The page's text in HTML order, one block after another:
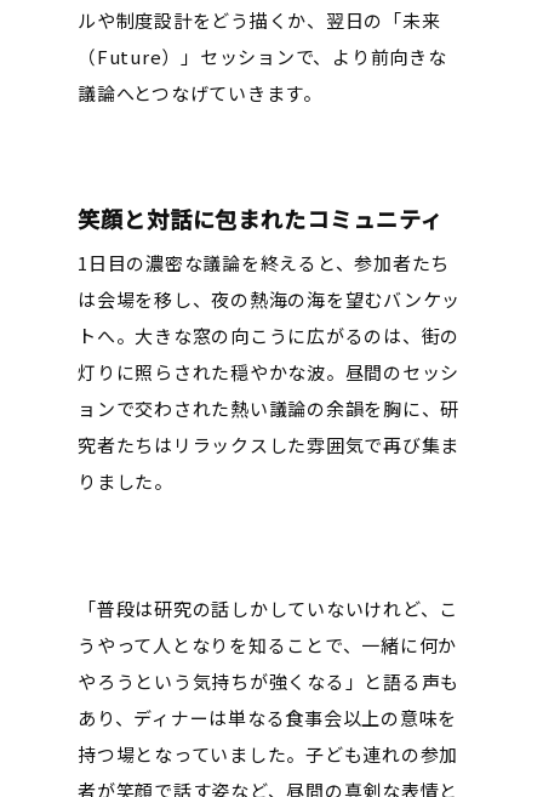
ルや制度設計をどう描くか、翌日の「未来
（Future）」セッションで、より前向きな
議論へとつなげていきます。
笑顔と対話に包まれたコミュニティ
1日目の濃密な議論を終えると、参加者たち
は会場を移し、夜の熱海の海を望むバンケッ
トへ。大きな窓の向こうに広がるのは、街の
灯りに照らされた穏やかな波。昼間のセッシ
ョンで交わされた熱い議論の余韻を胸に、研
究者たちはリラックスした雰囲気で再び集ま
りました。
「普段は研究の話しかしていないけれど、こ
うやって人となりを知ることで、一緒に何か
やろうという気持ちが強くなる」と語る声も
あり、ディナーは単なる食事会以上の意味を
持つ場となっていました。子ども連れの参加
者が笑顔で話す姿など、昼間の真剣な表情と